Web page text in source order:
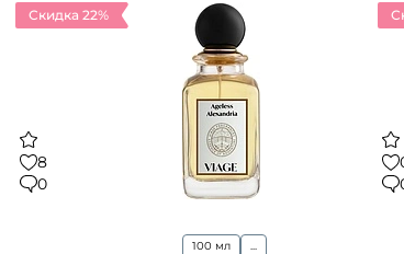
Скидка 22%
8
0
100 мл ...